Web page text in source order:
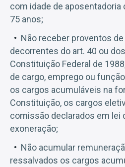
com idade de aposentadoria
75 anos;
Não receber proventos
decorrentes do art. 40 ou
Constituição Federal de
de cargo, emprego ou
os cargos acumuláveis na
Constituição, os cargos
comissão declarados em lei
exoneração;
Não acumular
ressalvados os cargos